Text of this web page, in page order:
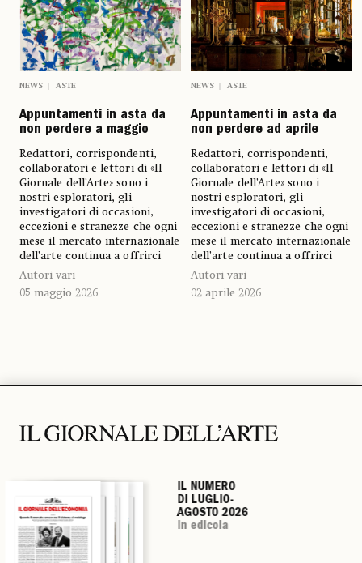
NEWS ASTE
Appuntamenti in asta da
non perdere a maggio
Redattori, corrispondenti,
collaboratori e lettori di «Il
Giornale dell’Arte» sono i
nostri esploratori, gli
investigatori di occasioni,
eccezioni e stranezze che ogni
mese il mercato internazionale
dell’arte continua a offrirci
Autori vari
05 maggio 2026
NEWS ASTE
Appuntamenti in asta da
non perdere ad aprile
Redattori, corrispondenti,
collaboratori e lettori di «Il
Giornale dell’Arte» sono i
nostri esploratori, gli
investigatori di occasioni,
eccezioni e stranezze che ogni
mese il mercato internazionale
dell’arte continua a offrirci
Autori vari
02 aprile 2026
IL NUMERO
DI LUGLIO-
AGOSTO 2026
in edicola
IL NUMERO
DI LUGLIO-
AGOSTO 2026
in edicola
IL NUMERO
DI LUGLIO-
AGOSTO 2026
in edicola
IL NUMERO
DI LUGLIO-
AGOSTO 2026
in edicola